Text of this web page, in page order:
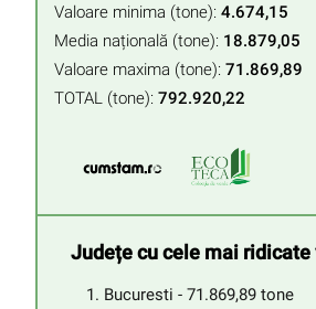
Valoare minima (tone): 4.674,15
Media națională (tone): 18.879,05
Valoare maxima (tone): 71.869,89
TOTAL (tone): 792.920,22
Județe cu cele mai ridicate
Bucuresti - 71.869,89 tone